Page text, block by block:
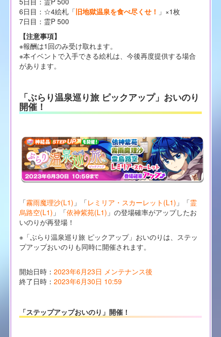
6日目：☆4絵札「旧地獄温泉を食べ尽くせ！ 」×1枚
7日目：霊P 500
【注意事項】
※報酬は1回のみ受け取れます。
※本イベントで入手できる絵札は、今後再度提供する場合
があります。
「ぶらり温泉巡り旅 ピックアップ」おいのり
開催！
「霧雨魔理沙(L1) 」「レミリア・スカーレット(L1) 」「霊
烏路空(L1) 」「依神紫苑(L1) 」の登場確率がアップしたお
いのりが再登場！
※「ぶらり温泉巡り旅 ピックアップ」おいのりは、ステッ
プアップおいのりも同時に開催されます。
開始日時： 2023年6月23日 メンテナンス後
終了日時： 2023年6月30日 10:59
「ステップアップおいのり」開催！